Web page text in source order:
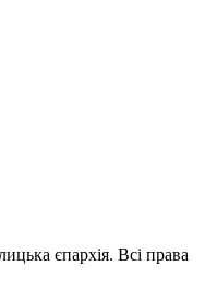
єпархія. Всі права